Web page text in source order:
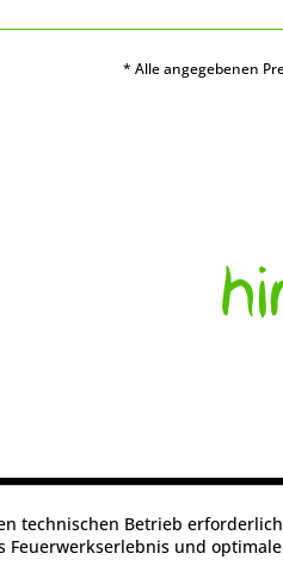
* Alle angegebenen
technischen Betrieb
Feuerwerkserlebnis und